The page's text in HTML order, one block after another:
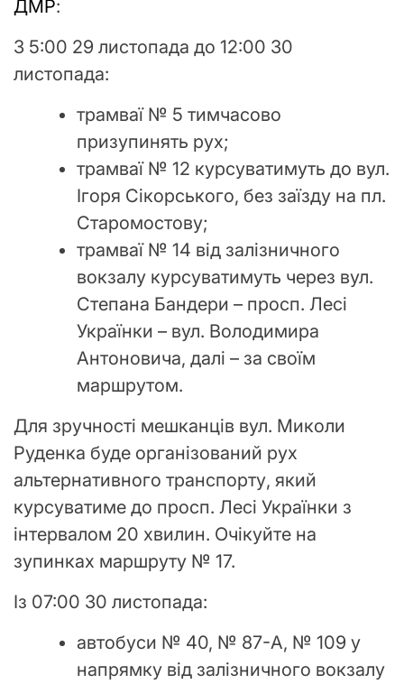
ДМР:
З 5:00 29 листопада до 12:00 30
листопада:
трамваї № 5 тимчасово
призупинять рух;
трамваї № 12 курсуватимуть до вул.
Ігоря Сікорського, без заїзду на пл.
Старомостову;
трамваї № 14 від залізничного
вокзалу курсуватимуть через вул.
Степана Бандери – просп. Лесі
Українки – вул. Володимира
Антоновича, далі – за своїм
маршрутом.
Для зручності мешканців вул. Миколи
Руденка буде організований рух
альтернативного транспорту, який
курсуватиме до просп. Лесі Українки з
інтервалом 20 хвилин. Очікуйте на
зупинках маршруту № 17.
Із 07:00 30 листопада:
автобуси № 40, № 87-А, № 109 у
напрямку від залізничного вокзалу